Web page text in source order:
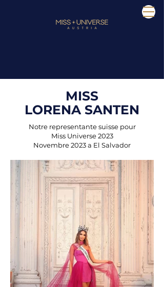
MISS
LORENA SANTEN
Notre representante suisse pour
Miss Universe 2023
Novembre 2023 a El Salvador